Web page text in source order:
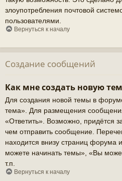
злоупотребления почтовой
пользователями.
Вернуться к началу
Создание сообщений
Как мне создать новую
Для создания новой темы в
тема». Для размещения
«Ответить». Возможно, придётся
чем отправить сообщение.
находится внизу страниц
можете начинать темы», «Вы
т.п.
Вернуться к началу